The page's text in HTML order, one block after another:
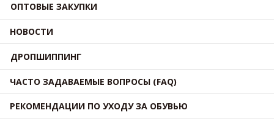
ОПТОВЫЕ ЗАКУПКИ
НОВОСТИ
ДРОПШИППИНГ
ЧАСТО ЗАДАВАЕМЫЕ ВОПРОСЫ (FAQ)
РЕКОМЕНДАЦИИ ПО УХОДУ ЗА ОБУВЬЮ